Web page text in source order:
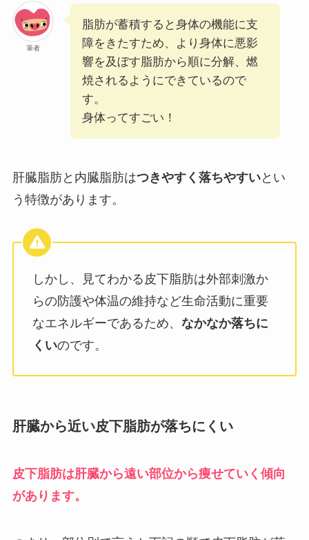
筆者
脂肪が蓄積すると身体の機能に支
障をきたすため、より身体に悪影
響を及ぼす脂肪から順に分解、燃
焼されるようにできているので
す。
身体ってすごい！
肝臓脂肪と内臓脂肪はつきやすく落ちやすいとい
う特徴があります。
しかし、見てわかる皮下脂肪は外部刺激か
らの防護や体温の維持など生命活動に重要
なエネルギーであるため、 なかなか落ちに
くいのです。
肝臓から近い皮下脂肪が落ちにくい
皮下脂肪は肝臓から遠い部位から痩せていく傾向
があります。